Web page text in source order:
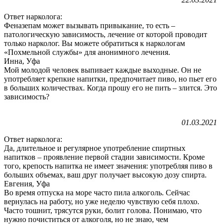
Ответ нарколога:
Феназепам может вызывать привыкание, то есть –
патологическую зависимость, лечение от которой проводит
только нарколог. Вы можете обратиться к наркологам
«Похмельной службы» для анонимного лечения.
Инна, Уфа
Мой молодой человек выпивает каждые выходные. Он не
употребляет крепкие напитки, предпочитает пиво, но пьет его
в больших количествах. Когда прошу его не пить – злится. Это
зависимость?
01.03.2021
Ответ нарколога:
Да, длительное и регулярное употребление спиртных
напитков – проявление первой стадии зависимости. Кроме
того, крепость напитка не имеет значения: употребляя пиво в
больших объемах, ваш друг получает высокую дозу спирта.
Евгения, Уфа
Во время отпуска на море часто пила алкоголь. Сейчас
вернулась на работу, но уже неделю чувствую себя плохо.
Часто тошнит, трясутся руки, болит голова. Понимаю, что
нужно почиститься от алкоголя, но не знаю, чем